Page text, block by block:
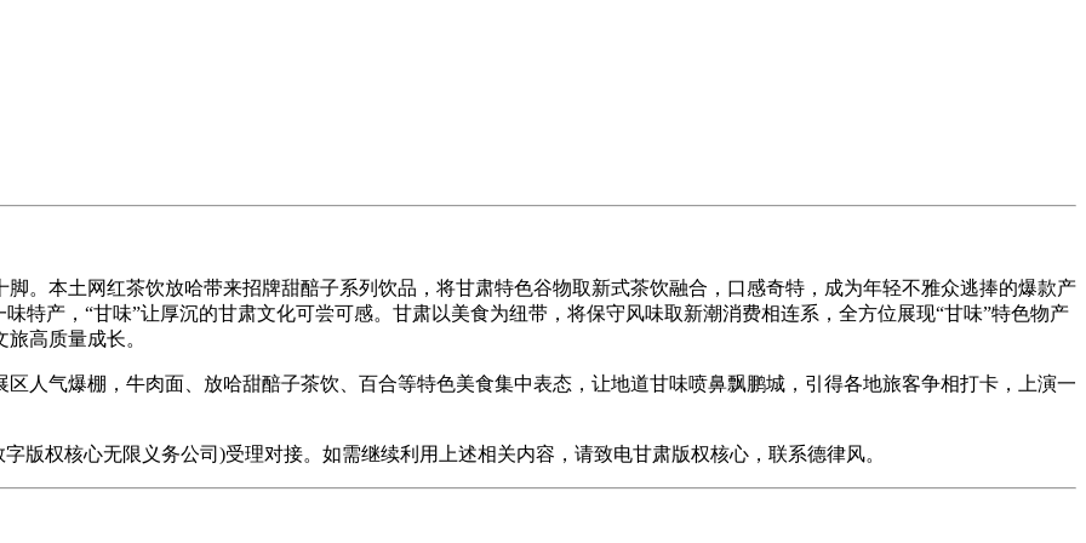
本土网红茶饮放哈带来招牌甜醅子系列饮品，将甘肃特色谷物取新式茶饮融合，口感奇特，成为年轻不雅众逃捧的爆款产
特产，“甘味”让厚沉的甘肃文化可尝可感。甘肃以美食为纽带，将保守风味取新潮消费相连系，全方位展现“甘味”特色物产
高质量成长。
气爆棚，牛肉面、放哈甜醅子茶饮、百合等特色美食集中表态，让地道甘味喷鼻飘鹏城，引得各地旅客争相打卡，上演一
权核心无限义务公司)受理对接。如需继续利用上述相关内容，请致电甘肃版权核心，联系德律风。